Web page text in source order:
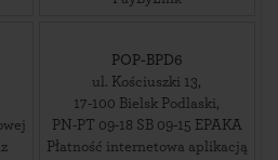
POP-BPD6
ul. Kościuszki 13,
17-100 Bielsk Podlaski,
PN-PT 09-18 SB 09-15 EPAKA
Płatność internetowa aplikacją